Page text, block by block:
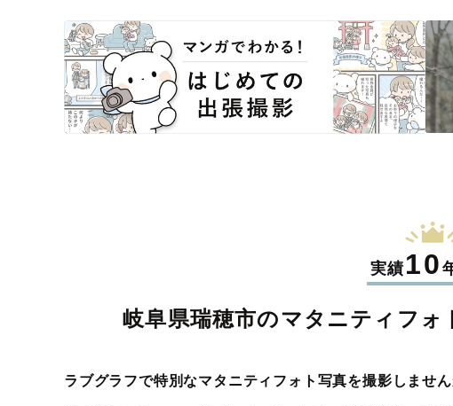
実績10
岐阜県瑞穂市のマタニティフォ
ラブグラフで特別なマタニティフォト写真を撮影しません